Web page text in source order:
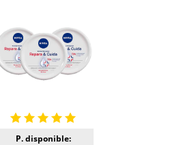
P. disponible: